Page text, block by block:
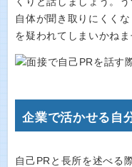
自体が聞き取りにくく
を疑われてしまいかねま
企業で活かせる自
自己PRと長所を述べる